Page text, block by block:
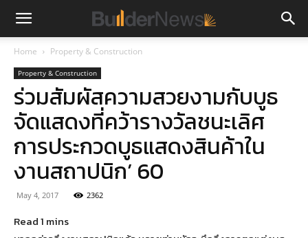
Home Property & Construction
Property & Construction
ร่วมสัมผัสความสวยงามกับบูธ
จัดแสดงที่คว้ารางวัลชนะเลิศ
การประกวดบูธแสดงสินค้าใน
งานสถาปนิก’ 60
May 4, 2017 2362